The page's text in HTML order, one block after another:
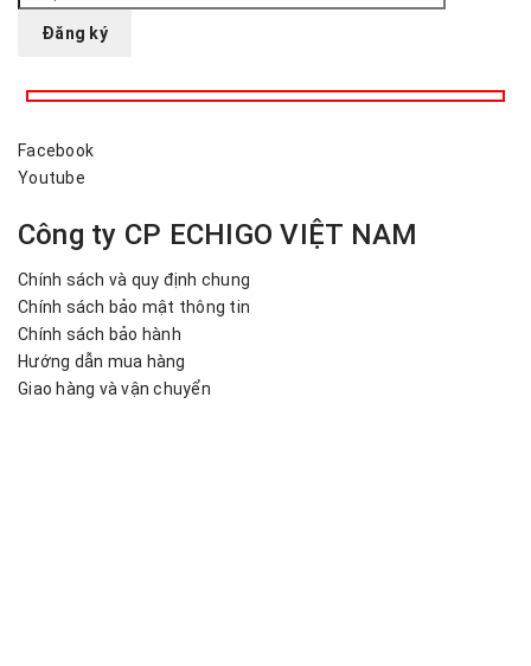
Facebook
Youtube
Công ty CP ECHIGO VIỆT NAM
Chính sách và quy định chung
Chính sách bảo mật thông tin
Chính sách bảo hành
Hướng dẫn mua hàng
Giao hàng và vận chuyển